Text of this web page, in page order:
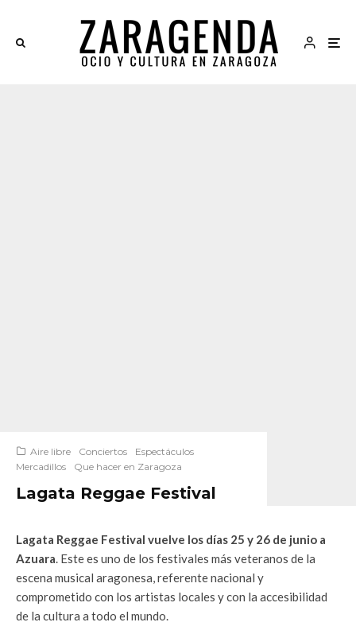
Aire libre Conciertos
Espectáculos
Mercadillos
Que hacer en Zaragoza
Lagata Reggae Festival
Lagata Reggae Festival vuelve los días 25 y 26 de junio a
Azuara. Este es uno de los festivales más veteranos de la
escena musical aragonesa, referente nacional y
comprometido con los artistas locales y con la accesibilidad
de la cultura a todo el mundo.